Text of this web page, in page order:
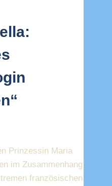
Prinzessin Maria
im Zusammenhang
französischen